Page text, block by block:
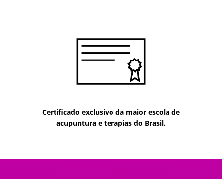
Certificado exclusivo da maior escola de
acupuntura e terapias do Brasil.